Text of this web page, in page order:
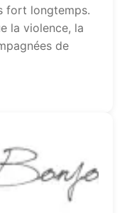
fort longtemps.
la violence, la
de